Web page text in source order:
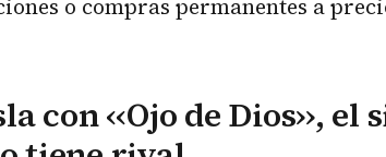
o compras permanentes a
con ‹‹Ojo de Dios››, el